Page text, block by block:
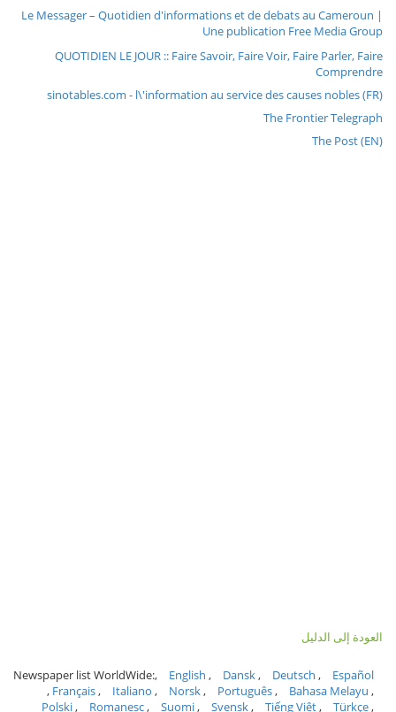
Le Messager – Quotidien d'informations et de debats au Cameroun |
Une publication Free Media Group
QUOTIDIEN LE JOUR :: Faire Savoir, Faire Voir, Faire Parler, Faire
Comprendre
sinotables.com - l\'information au service des causes nobles (FR)
The Frontier Telegraph
The Post (EN)
العودة إلى الدليل
Newspaper list WorldWide: English Dansk Deutsch
Español
Français
Italiano Norsk Português
Bahasa Melayu
Polski
Romanesc Suomi Svensk Tiếng Việt Türkçe